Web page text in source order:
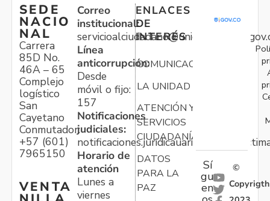
SEDE
NACIO
NAL
Carrera
85D No.
46A – 65
Complejo
logístico
San
Cayetano
Conmutador:
+57 (601)
7965150
VENTA
Correo
institucional:
Línea
anticorrupción:
Desde
móvil o fijo:
157
Notificaciones
judiciales:
Horario de
atención
Lunes a
viernes
ENLACES
DE
INTERÉS
COMUNICACIONES
LA UNIDAD
ATENCIÓN Y
SERVICIOS
CIUDADANÍA
DATOS
PARA LA
PAZ
Sí
gu
en
©
Copyrigth